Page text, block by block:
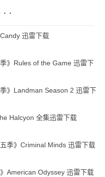
·
迅雷下载
季》Rules of the Game 迅雷下
季》Landman Season 2 迅雷下
Halcyon 全集迅雷下载
五季》Criminal Minds 迅雷下载
》American Odyssey 迅雷下载